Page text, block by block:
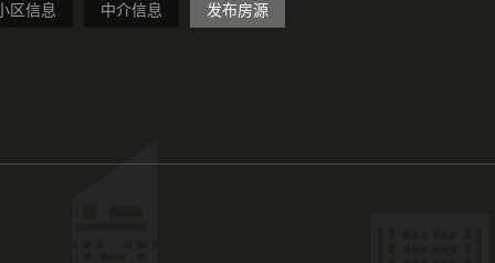
区信息 中介信息 发布房源